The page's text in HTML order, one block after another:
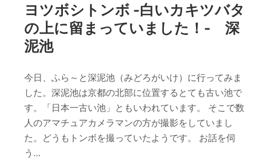
ヨツボシトンボ -白いカキツバタ
の上に留まっていました！‐ 深
泥池
今日、ふら～と深泥池（みどろがいけ）に行ってみま
した。深泥池は京都の北部に位置するとても古い池で
す。「日本一古い池」ともいわれています。 そこで数
人のアマチュアカメラマンの方が撮影をしていまし
た。どうもトンボを撮っていたようです。 お話を伺
う…